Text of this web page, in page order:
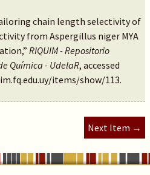
chain length selectivity of
from Aspergillus niger MYA
RIQUIM - Repositorio
Química - UdelaR, accessed
items/show/113.
Next Item →